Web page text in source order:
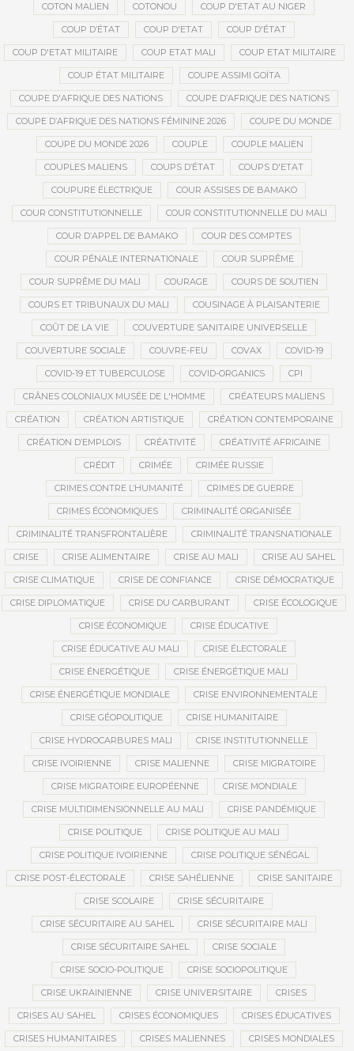
COTON MALIEN COTONOU COUP D'ETAT AU NIGER
COUP D’ÉTAT COUP D'ETAT COUP D'ÉTAT
COUP D'ETAT MILITAIRE COUP ETAT MALI COUP ETAT MILITAIRE
COUP ÉTAT MILITAIRE COUPE ASSIMI GOÏTA
COUPE D'AFRIQUE DES NATIONS COUPE D’AFRIQUE DES NATIONS
COUPE D’AFRIQUE DES NATIONS FÉMININE 2026 COUPE DU MONDE
COUPE DU MONDE 2026 COUPLE COUPLE MALIEN
COUPLES MALIENS COUPS D’ÉTAT COUPS D'ETAT
COUPURE ÉLECTRIQUE COUR ASSISES DE BAMAKO
COUR CONSTITUTIONNELLE COUR CONSTITUTIONNELLE DU MALI
COUR D’APPEL DE BAMAKO COUR DES COMPTES
COUR PÉNALE INTERNATIONALE COUR SUPRÊME
COUR SUPRÊME DU MALI COURAGE COURS DE SOUTIEN
COURS ET TRIBUNAUX DU MALI COUSINAGE À PLAISANTERIE
COÛT DE LA VIE COUVERTURE SANITAIRE UNIVERSELLE
COUVERTURE SOCIALE COUVRE-FEU COVAX COVID-19
COVID-19 ET TUBERCULOSE COVID-ORGANICS CPI
CRÂNES COLONIAUX MUSÉE DE L'HOMME CRÉATEURS MALIENS
CRÉATION CRÉATION ARTISTIQUE CRÉATION CONTEMPORAINE
CRÉATION D’EMPLOIS CRÉATIVITÉ CRÉATIVITÉ AFRICAINE
CRÉDIT CRIMÉE CRIMÉE RUSSIE
CRIMES CONTRE L’HUMANITÉ CRIMES DE GUERRE
CRIMES ÉCONOMIQUES CRIMINALITÉ ORGANISÉE
CRIMINALITÉ TRANSFRONTALIÈRE CRIMINALITÉ TRANSNATIONALE
CRISE CRISE ALIMENTAIRE CRISE AU MALI CRISE AU SAHEL
CRISE CLIMATIQUE CRISE DE CONFIANCE CRISE DÉMOCRATIQUE
CRISE DIPLOMATIQUE CRISE DU CARBURANT CRISE ÉCOLOGIQUE
CRISE ÉCONOMIQUE CRISE ÉDUCATIVE
CRISE ÉDUCATIVE AU MALI CRISE ÉLECTORALE
CRISE ÉNERGÉTIQUE CRISE ÉNERGÉTIQUE MALI
CRISE ÉNERGÉTIQUE MONDIALE CRISE ENVIRONNEMENTALE
CRISE GÉOPOLITIQUE CRISE HUMANITAIRE
CRISE HYDROCARBURES MALI CRISE INSTITUTIONNELLE
CRISE IVOIRIENNE CRISE MALIENNE CRISE MIGRATOIRE
CRISE MIGRATOIRE EUROPÉENNE CRISE MONDIALE
CRISE MULTIDIMENSIONNELLE AU MALI CRISE PANDÉMIQUE
CRISE POLITIQUE CRISE POLITIQUE AU MALI
CRISE POLITIQUE IVOIRIENNE CRISE POLITIQUE SÉNÉGAL
CRISE POST-ÉLECTORALE CRISE SAHÉLIENNE CRISE SANITAIRE
CRISE SCOLAIRE CRISE SÉCURITAIRE
CRISE SÉCURITAIRE AU SAHEL CRISE SÉCURITAIRE MALI
CRISE SÉCURITAIRE SAHEL CRISE SOCIALE
CRISE SOCIO-POLITIQUE CRISE SOCIOPOLITIQUE
CRISE UKRAINIENNE CRISE UNIVERSITAIRE CRISES
CRISES AU SAHEL CRISES ÉCONOMIQUES CRISES ÉDUCATIVES
CRISES HUMANITAIRES CRISES MALIENNES CRISES MONDIALES